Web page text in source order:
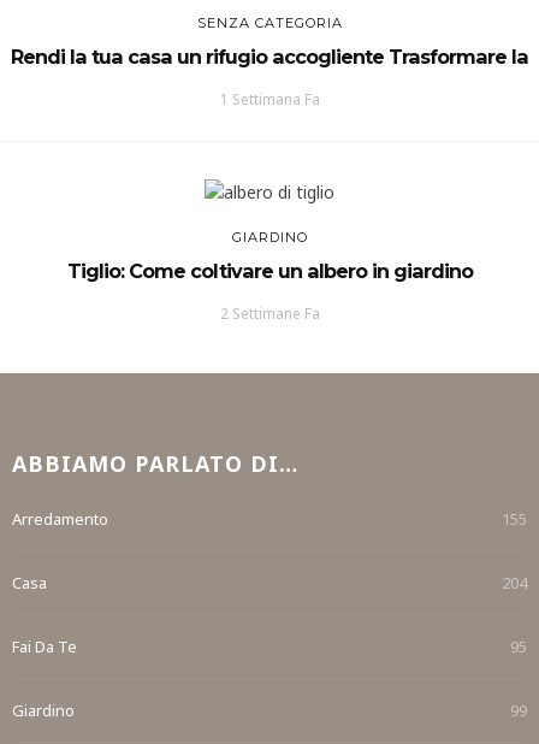
SENZA CATEGORIA
Rendi la tua casa un rifugio accogliente Trasformare la
1 Settimana Fa
GIARDINO
Tiglio: Come coltivare un albero in giardino
2 Settimane Fa
ABBIAMO PARLATO DI…
Arredamento 155
Casa 204
Fai Da Te 95
Giardino 99